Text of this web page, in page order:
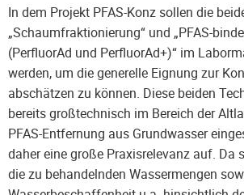
​In dem Projekt PFAS-Konz sollen die
„Schaumfraktionierung“ und „PFAS-
(PerfluorAd und PerfluorAd+)“ im
werden, um die generelle Eignung zur
abschätzen zu können. Diese beiden
bereits großtechnisch im Bereich der
PFAS-Entfernung aus Grundwasser
daher eine große Praxisrelevanz auf. Da
die zu behandelnden Wassermengen